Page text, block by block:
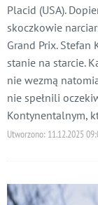
Placid (USA).
skoczkowie
Grand Prix.
stanie na starcie.
nie wezmą
nie spełnili
Kontynentalnym,
Utworzono: 11.12.2025